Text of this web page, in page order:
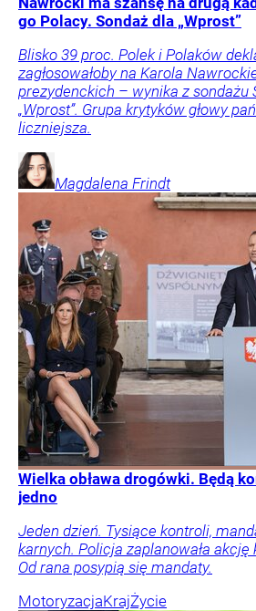
go Polacy. Sondaż dla „Wprost”
Blisko 39 proc. Polek i Polaków
zagłosowałoby na Karola
prezydenckich – wynika z sondażu
„Wprost”. Grupa krytyków głowy
liczniejsza.
Magdalena Frindt
Wielka obława drogówki. Będą
jedno
Jeden dzień. Tysiące kontroli,
karnych. Policja zaplanowała
Od rana posypią się mandaty.
MotoryzacjaKrajŻycie